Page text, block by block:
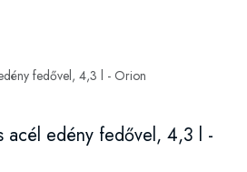
acél edény fedővel, 4,3 l -